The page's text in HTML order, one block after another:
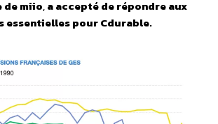
miio,aaccepté de répondre aux
essentielles pour Cdurable.